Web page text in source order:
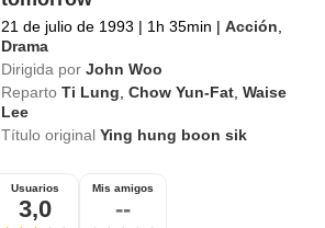
21 de julio de 1993 | 1h 35min | Acción,
Drama
Dirigida por John Woo
Reparto Ti Lung,Chow Yun-Fat,Waise
Lee
Título originalYing hung boon sik
Usuarios
3,0
Mis amigos
--